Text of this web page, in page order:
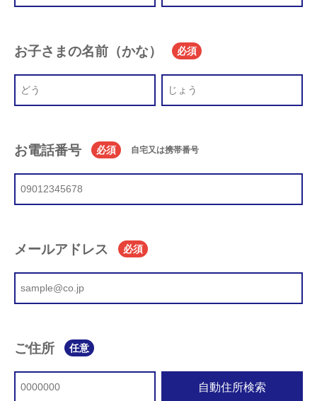
お子さまの名前（かな） 必須
お電話番号 必須 自宅又は携帯番号
メールアドレス 必須
ご住所 任意
自動住所検索